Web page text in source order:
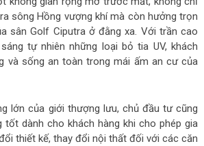
sông Hồng vượng khí mà còn hưởng trọn
sân Golf Ciputra ở đằng xa. Với trần cao
tự nhiên những loại bỏ tia UV, khách
và sống an toàn trong mái ấm an cư của
lớn của giới thượng lưu, chủ đầu tư cũng
tốt dành cho khách hàng khi cho phép gia
thiết kế, thay đổi nội thất đối với các căn